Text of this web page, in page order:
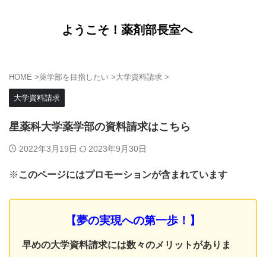
ようこそ！薬剤部長室へ
HOME >薬学部を目指したい >大学資料請求 >
大学資料請求
星薬科大学薬学部の資料請求はこちら
2022年3月19日 2023年9月30日
※ このページにはプロモーションが含まれています
【夢の実現への第一歩！ 】
早めの大学資料請求には数々のメリットがありま